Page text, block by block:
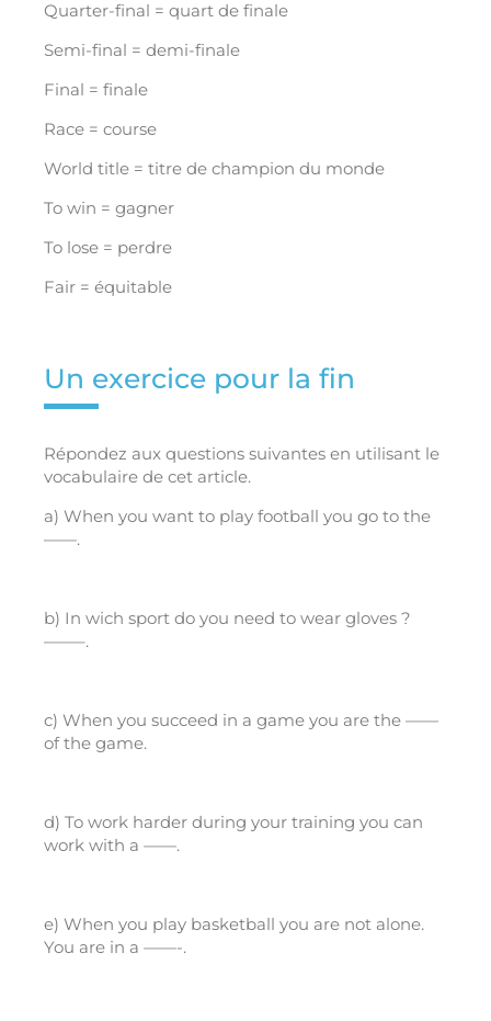
Quarter-final = quart de finale
Semi-final = demi-finale
Final = finale
Race = course
World title = titre de champion du monde
To win = gagner
To lose = perdre
Fair = équitable
Un exercice pour la fin
Répondez aux questions suivantes en utilisant le
vocabulaire de cet article.
a) When you want to play football you go to the
——.
b) In wich sport do you need to wear gloves ?
——–.
c) When you succeed in a game you are the ——
of the game.
d) To work harder during your training you can
work with a ——.
e) When you play basketball you are not alone.
You are in a ——-.